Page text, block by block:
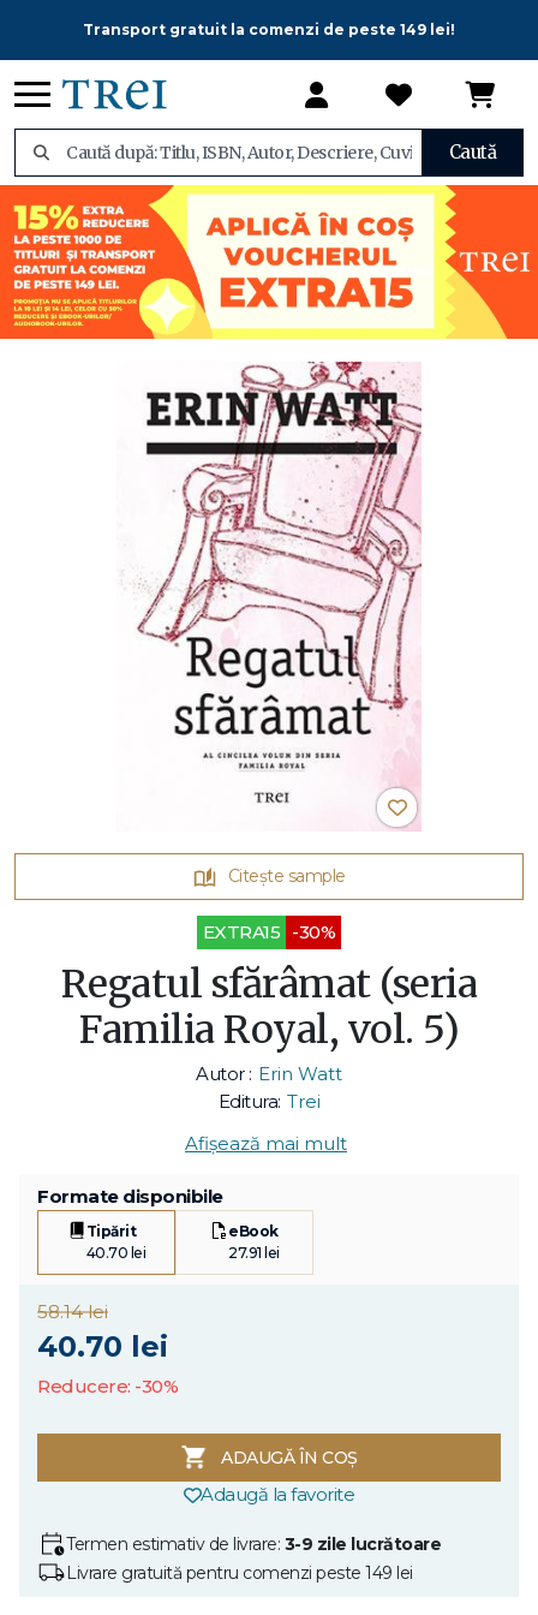
Transport gratuit la comenzi de peste 149 lei!
Caută
Citește sample
EXTRA15 -30%
Regatul sfărâmat (seria
Familia Royal, vol. 5)
Autor : Erin Watt
Editura: Trei
Afișează mai mult
Formate disponibile
Tipărit
40.70 lei
eBook
27.91 lei
58.14 lei
40.70 lei
Reducere: -30%
ADAUGĂ ÎN COȘ
Adaugă la favorite
Termen estimativ de livrare: 3-9 zile lucrătoare
Livrare gratuită pentru comenzi peste 149 lei